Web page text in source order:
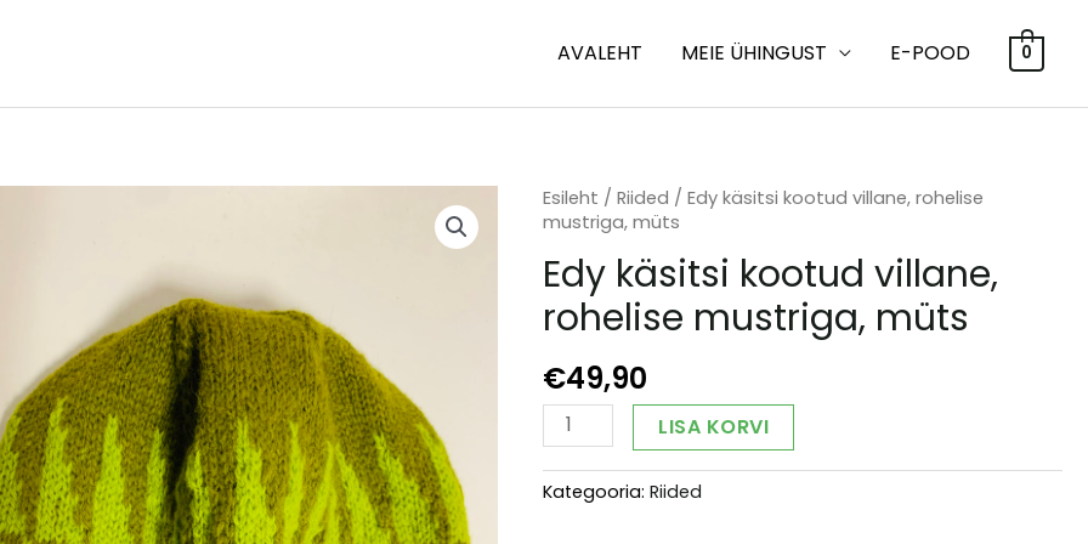
AVALEHT MEIE ÜHINGUST E-POOD 0
Esileht /Riided / Edy käsitsi kootud villane, rohelise
mustriga, müts
Edy käsitsi kootud villane,
rohelise mustriga, müts
€49,90
Edy
käsitsi
kootud
villane,
LISA KORVI
Alternative:
Kategooria:Riided